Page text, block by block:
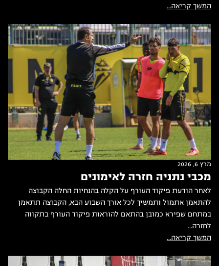
המשך קריאה...
מרץ 6, 2026
מכבי נתניה חזרה לאימונים
לאחר הודעת פיקוד העורף על הקלה בהנחיות החלה הקבוצה
להתאמן אתמול ותמשיך לכל אורך השבוע הבא, הקבוצה תתאמן
במתחם שפירא כמובן בהתאם להוראות פיקוד העורף בתקווה
לחזרה...
המשך קריאה...